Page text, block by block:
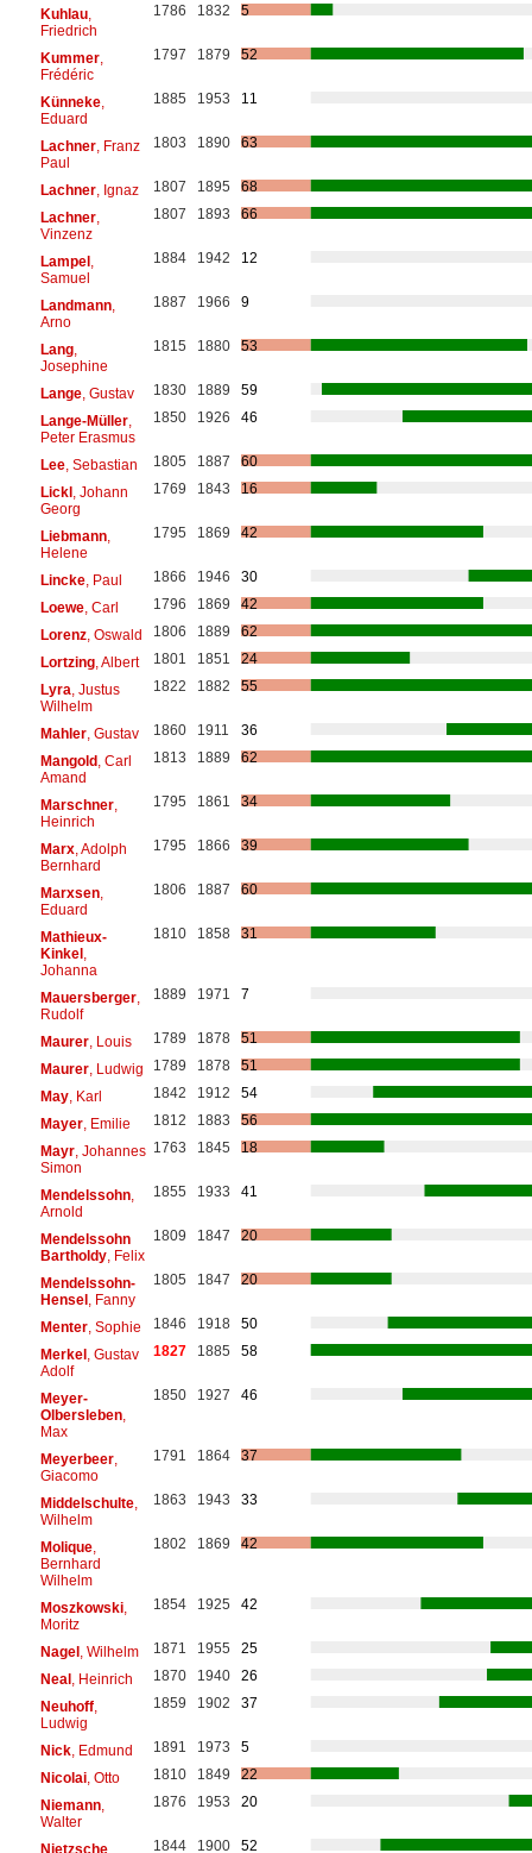
Kuhlau,
Friedrich
1786 1832 5
Kummer,
Frédéric
1797 1879 52
Künneke,
Eduard
1885 1953 11
Lachner, Franz
Paul
1803 1890 63
Lachner, Ignaz 1807 1895
68
Lachner,
Vinzenz
1807 1893 66
Lampel,
Samuel
1884 1942 12
Landmann,
Arno
1887 1966 9
Lang,
Josephine
1815 1880 53
Lange, Gustav 1830 1889
59
Lange-Müller,
Peter Erasmus
1850 1926 46
Lee, Sebastian 1805 1887
60
Lickl, Johann
Georg
1769 1843 16
Liebmann,
Helene
1795 1869 42
Lincke, Paul 1866 1946
30
Loewe, Carl 1796 1869
42
Lorenz, Oswald 1806 1889
62
Lortzing, Albert 1801 1851
24
Lyra , Justus
Wilhelm
1822 1882 55
Mahler, Gustav 1860 1911
36
Mangold, Carl
Amand
1813 1889 62
Marschner,
Heinrich
1795 1861 34
Marx, Adolph
Bernhard
1795 1866 39
Marxsen,
Eduard
1806 1887 60
Mathieux-
Kinkel,
Johanna
1810 1858 31
Mauersberger,
Rudolf
1889 1971 7
Maurer, Louis 1789 1878
51
Maurer, Ludwig 1789 1878
51
May, Karl 1842 1912
54
Mayer, Emilie 1812 1883
56
Mayr, Johannes
Simon
1763 1845 18
Mendelssohn,
Arnold
1855 1933 41
Mendelssohn
Bartholdy, Felix
1809 1847 20
Mendelssohn-
Hensel, Fanny
1805 1847 20
Menter, Sophie 1846 1918
50
Merkel, Gustav
Adolf
1827 1885 58
Meyer-
Olbersleben,
Max
1850 1927 46
Meyerbeer,
Giacomo
1791 1864 37
Middelschulte,
Wilhelm
1863 1943 33
Molique,
Bernhard
Wilhelm
1802 1869 42
Moszkowski,
Moritz
1854 1925 42
Nagel, Wilhelm 1871 1955
25
Neal, Heinrich 1870 1940
26
Neuhoff,
Ludwig
1859 1902 37
Nick, Edmund 1891 1973
5
Nicolai, Otto 1810 1849
22
Niemann,
Walter
1876 1953 20
Nietzsche, 1844 1900 52